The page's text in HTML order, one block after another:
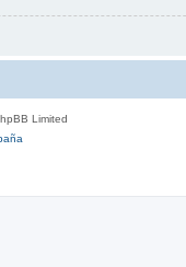
Limited